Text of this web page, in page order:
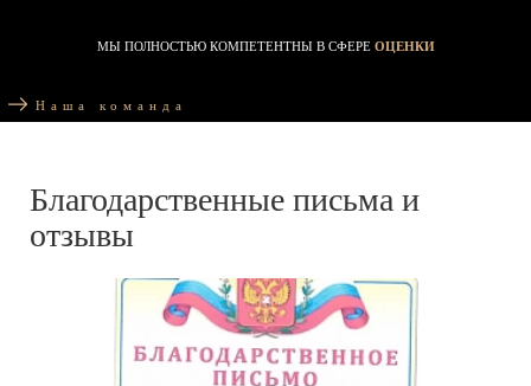
МЫ ПОЛНОСТЬЮ КОМПЕТЕНТНЫ В СФЕРЕ ОЦЕНКИ
Наша команда
Благодарственные письма и
отзывы